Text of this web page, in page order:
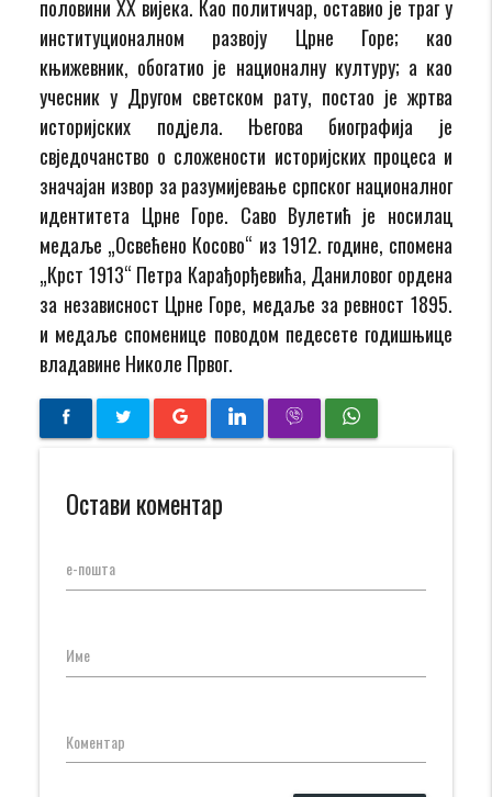
половини XX вијека. Као политичар, оставио је траг у
институционалном развоју Црне Горе; као
књижевник, обогатио је националну културу; а као
учесник у Другом светском рату, постао је жртва
историјских подјела. Његова биографија је
свједочанство о сложености историјских процеса и
значајан извор за разумијевање српског националног
идентитета Црне Горе. Саво Вулетић је носилац
медаље „Освећено Косово“ из 1912. године, спомена
„Крст 1913“ Петра Карађорђевића, Даниловог ордена
за независност Црне Горе, медаље за ревност 1895.
и медаље споменице поводом педесете годишњице
владавине Николе Првог.
Остави коментар
е-пошта
Име
Коментар